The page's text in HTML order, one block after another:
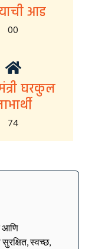
आड
00
घरकुल
74
आणि
स्वच्छ,